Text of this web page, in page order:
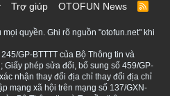
Trợ giúp OTOFUN News
R
S
quyền. Ghi rõ nguồn "otofun.net" khi
GP-BTTTT của Bộ Thông tin và
Giấy phép sửa đổi, bổ sung số 459/GP-
nhận thay đổi địa chỉ thay đổi địa chỉ
mạng xã hội trên mạng số 137/GXN-